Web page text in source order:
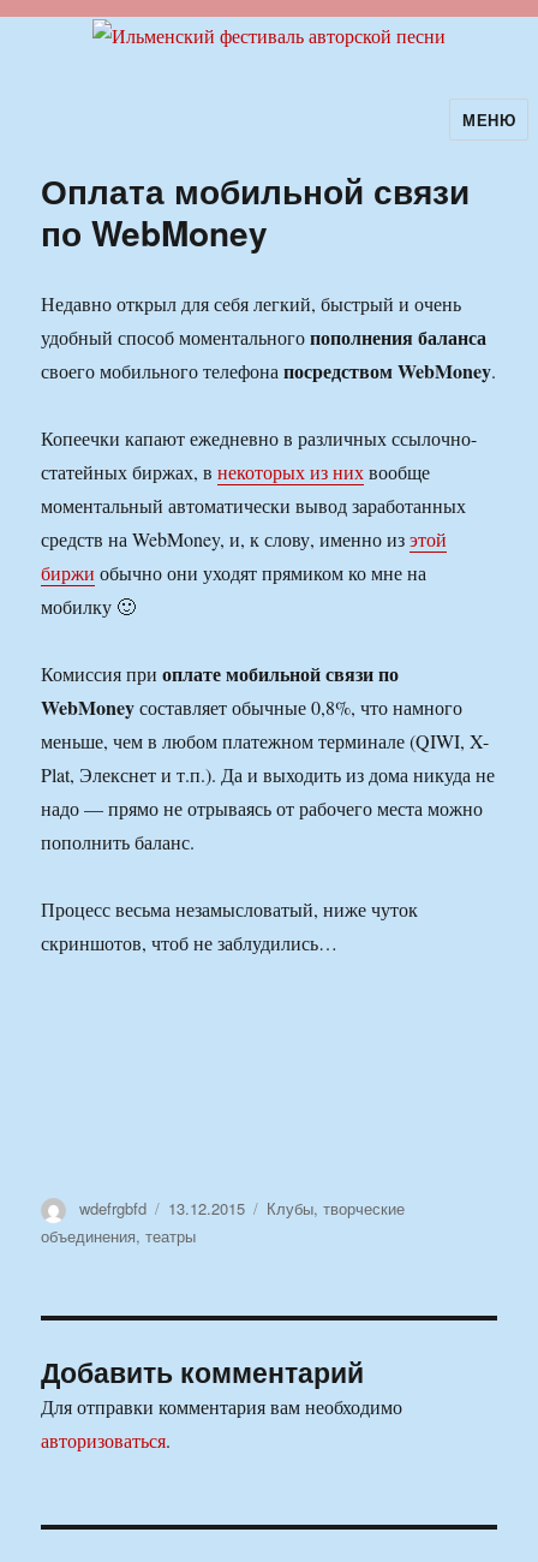
Ильменский фестиваль авторскойМЕНЮ
Оплата мобильной связи
по WebMoney
Недавно открыл для себя легкий, быстрый и очень
удобный способ моментальногопополнения баланса
своего мобильного телефонапосредством WebMoney.
Копеечки капают ежедневно в различных ссылочно-
статейных биржах, внекоторых из нихвообще
моментальный автоматически вывод заработанных
средств на WebMoney, и, к слову, именно изэтой
биржи обычно они уходят прямиком ко мне на
мобилку 🙂
Комиссия приоплате мобильной связи по
WebMoneyсоставляет обычные 0,8%, что намного
меньше, чем в любом платежном терминале (QIWI, X-
Plat, Элекснет и т.п.). Да и выходить из дома никуда не
надо — прямо не отрываясь от рабочего места можно
пополнить баланс.
Процесс весьма незамысловатый, ниже чуток
скриншотов, чтоб не заблудились…
Автор
wdefrgbfd Опубликовано
13.12.2015 Рубрики
Клубы, творческие
объединения, театры
Добавить комментарий
Для отправки комментария вам необходимо
авторизоваться.